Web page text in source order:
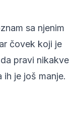
sa njenim
čovek koji je
pravi nikakve
je još manje.